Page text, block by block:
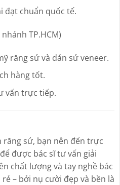
đạt chuẩn quốc tế.
TP.HCM)
răng sứ và dán sứ veneer.
hàng tốt.
vấn trực tiếp.
sứ, bạn nên đến trực
được bác sĩ tư vấn giải
chất lượng và tay nghề bác
– bởi nụ cười đẹp và bền là